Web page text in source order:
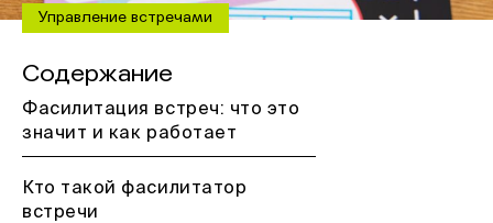
Управление встречами
Содержание
Фасилитация встреч: что это
значит и как работает
Кто такой фасилитатор
встречи